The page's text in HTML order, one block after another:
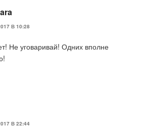
В 10:28
Не уговаривай! Одних вполне
В 22:44